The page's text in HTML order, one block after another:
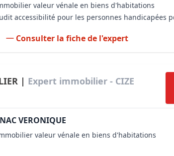
valeur vénale en biens d'habitations
accessibilité pour les personnes handicapées
Consulter la fiche de l'expert
| Expert immobilier - CIZE
VERONIQUE
valeur vénale en biens d'habitations